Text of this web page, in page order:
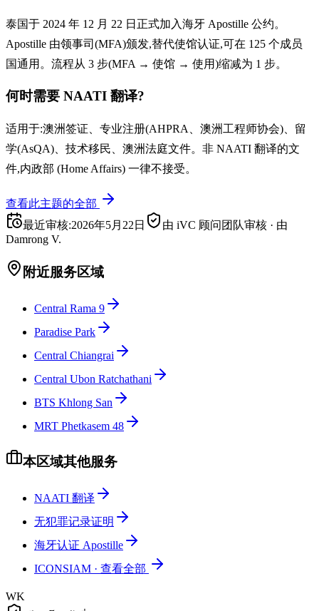
泰国于 2024 年 12 月 22 日正式加入海牙 Apostille 公约。
Apostille 由领事司(MFA)颁发,替代使馆认证,可在 125 个成员
国通用。流程从 3 步(MFA → 使馆 → 使用)缩减为 1 步。
何时需要 NAATI 翻译?
适用于:澳洲签证、专业注册(AHPRA、澳洲工程师协会)、留
学(AsQA)、技术移民、澳洲法庭文件。非 NAATI 翻译的文
件,内政部 (Home Affairs) 一律不接受。
查看此主题的全部
最近审核:2026年5月22日 由 iVC 顾问团队审核 · 由
Damrong V.
附近服务区域
Central Rama 9
Paradise Park
Central Chiangrai
Central Ubon Ratchathani
BTS Khlong San
MRT Phetkasem 48
本区域其他服务
NAATI 翻译
无犯罪记录证明
海牙认证 Apostille
ICONSIAM · 查看全部
WK